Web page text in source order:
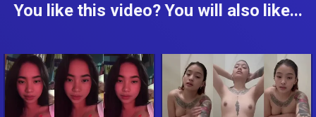
You like this video? You will also like...